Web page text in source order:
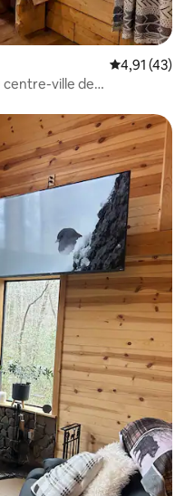
Évaluation
4,91 (43)
centre-ville de
appréciés